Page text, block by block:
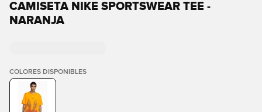
CAMISETA NIKE SPORTSWEAR TEE -
NARANJA
COLORES DISPONIBLES